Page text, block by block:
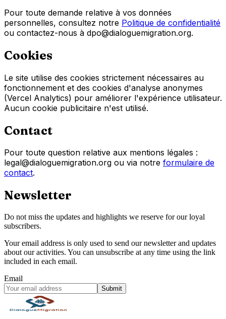
Pour toute demande relative à vos données
personnelles, consultez notre Politique de confidentialité
ou contactez-nous à dpo@dialoguemigration.org.
Cookies
Le site utilise des cookies strictement nécessaires au
fonctionnement et des cookies d'analyse anonymes
(Vercel Analytics) pour améliorer l'expérience utilisateur.
Aucun cookie publicitaire n'est utilisé.
Contact
Pour toute question relative aux mentions légales :
legal@dialoguemigration.org ou via notre formulaire de
contact.
Newsletter
Do not miss the updates and highlights we reserve for our loyal
subscribers.
Your email address is only used to send our newsletter and updates
about our activities. You can unsubscribe at any time using the link
included in each email.
Email
Submit